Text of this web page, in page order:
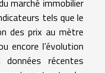
marché immobilier
tels que le
des prix au mètre
encore l’évolution
récentes